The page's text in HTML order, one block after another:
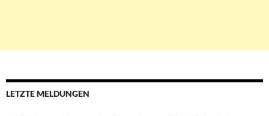
LETZTE MELDUNGEN